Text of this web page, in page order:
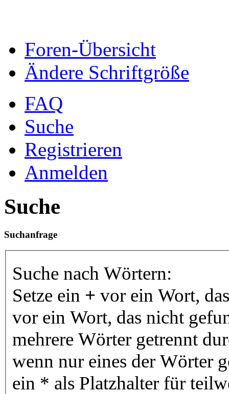
Foren-Übersicht
Ändere Schriftgröße
FAQ
Suche
Registrieren
Anmelden
Suche
Suchanfrage
Suche nach Wörtern:
Setze ein + vor ein Wort,
vor ein Wort, das nicht
mehrere Wörter getrennt
wenn nur eines der Wörter
ein * als Platzhalter für